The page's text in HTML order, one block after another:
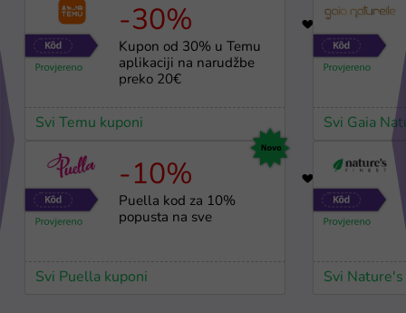
-30%
Kupon od 30% u Temu
aplikaciji na narudžbe
preko 20€
Svi Temu kuponi
-10% 39
Puella kod za 10%
popusta na sve
Svi Puella kuponi
Svi Gaia
Svi